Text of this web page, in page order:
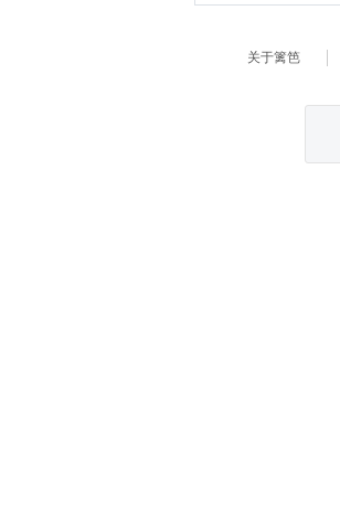
关于篱笆